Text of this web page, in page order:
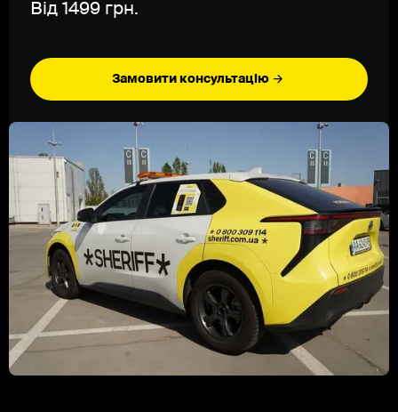
Від 1499 грн.
Замовити консультацію